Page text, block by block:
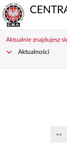
Aktualnie znajdujesz
Aktualności
<<